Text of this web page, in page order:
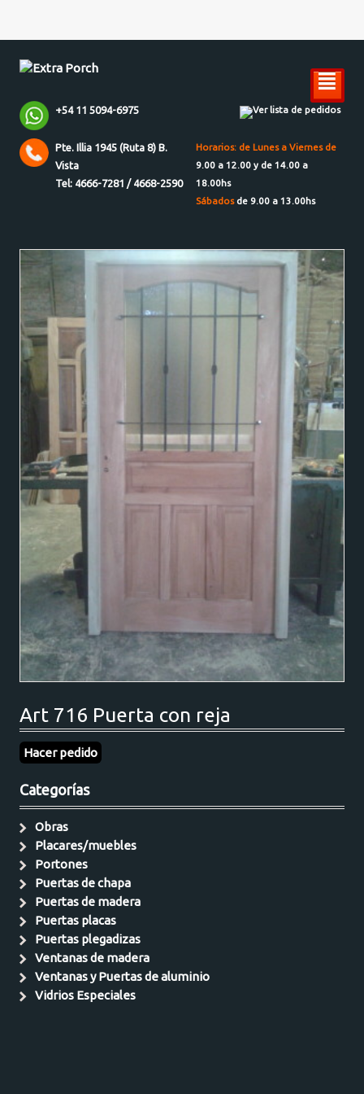
²
+54 11 5094-6975 Ver lista de pedidos
Pte. Illia 1945 (Ruta 8) B.
Vista
Tel: 4666-7281 / 4668-2590
Horarios: de Lunes a Viernes de
9.00 a 12.00 y de 14.00 a
18.00hs
Sábadosde 9.00 a 13.00hs
Art 716 Puerta con reja
Hacer pedido
Categorías
Obras
Placares/muebles
Portones
Puertas de chapa
Puertas de madera
Puertas placas
Puertas plegadizas
Ventanas de madera
Ventanas y Puertas de aluminio
Vidrios Especiales